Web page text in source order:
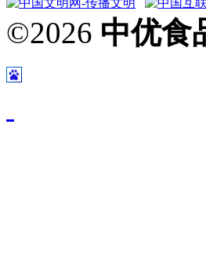
©2026 中优食